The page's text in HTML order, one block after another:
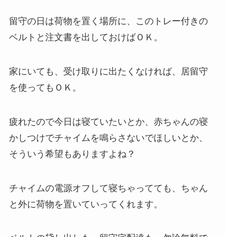
留守の日は荷物を置く場所に、このトレー付きの
ベルトと注文書を出しておけばＯＫ。
家にいても、受け取りに出たくなければ、居留守
を使ってもＯＫ。
疲れたので今日は寝ていたいとか、赤ちゃんの寝
かしつけでチャイムを鳴らさないでほしいとか、
そういう希望もありますよね？
チャイムの電源オフして寝ちゃってても、ちゃん
と外に荷物を置いていってくれます。